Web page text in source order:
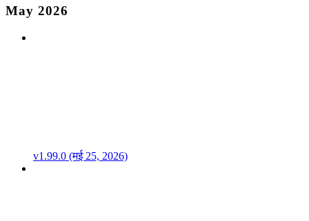
May 2026
v1.99.0 (मई 25, 2026)